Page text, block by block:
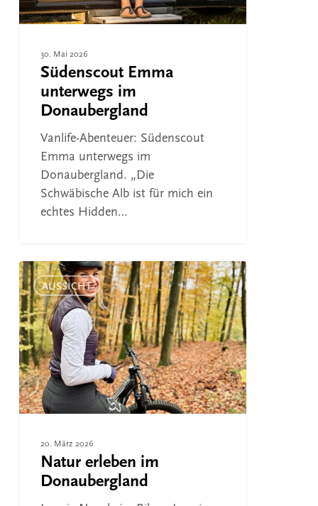
30. Mai 2026
Südenscout Emma
unterwegs im
Donaubergland
Vanlife-Abenteuer: Südenscout
Emma unterwegs im
Donaubergland. „Die
Schwäbische Alb ist für mich ein
echtes Hidden…
Natur
erleben
im
Donaubergland
AUSSICHT
20. März 2026
Natur erleben im
Donaubergland